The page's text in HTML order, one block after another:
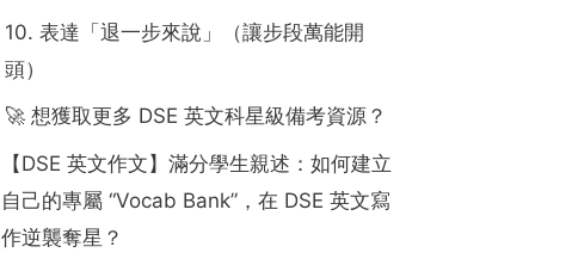
10. 表達「退一步來說」（讓步段萬能開
頭）
🚀 想獲取更多 DSE 英文科星級備考資源？
【DSE 英文作文】滿分學生親述：如何建立
自己的專屬 “Vocab Bank”，在 DSE 英文寫
作逆襲奪星？